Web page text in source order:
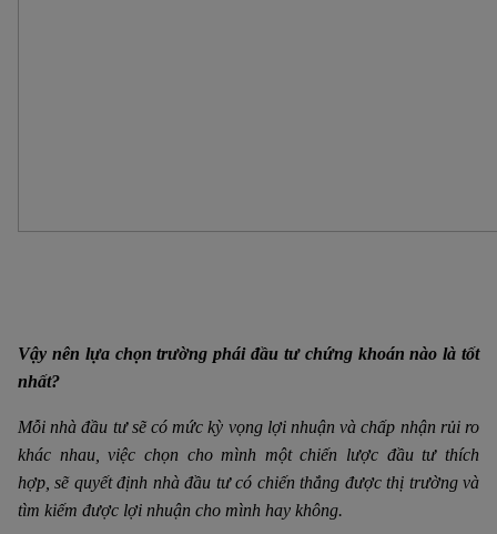
Vậy nên lựa chọn trường phái đầu tư chứng khoán nào là tốt
nhất?
Mỗi nhà đầu tư sẽ có mức kỳ vọng lợi nhuận và chấp nhận rủi ro
khác nhau, việc chọn cho mình một chiến lược đầu tư thích
hợp, sẽ quyết định nhà đầu tư có chiến thắng được thị trường và
tìm kiếm được lợi nhuận cho mình hay không.